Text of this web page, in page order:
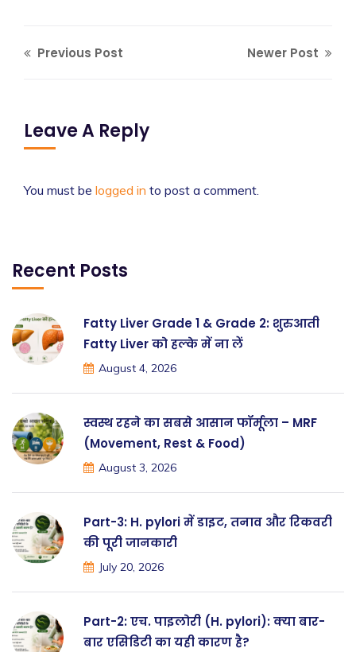
Previous Post Newer Post
Leave A Reply
You must be logged in to post a comment.
Recent Posts
Fatty Liver Grade 1 & Grade 2: शुरुआती
Fatty Liver को हल्के में ना लें
August 4, 2026
स्वस्थ रहने का सबसे आसान फॉर्मूला – MRF
(Movement, Rest & Food)
August 3, 2026
Part-3: H. pylori में डाइट, तनाव और रिकवरी
की पूरी जानकारी
July 20, 2026
Part-2: एच. पाइलोरी (H. pylori): क्या बार-
बार एसिडिटी का यही कारण है?